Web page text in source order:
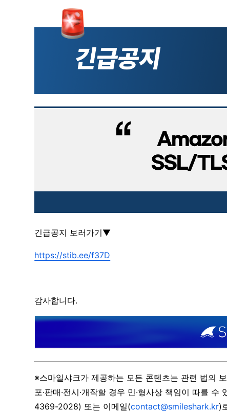
긴급공지 보러가기▼
https://stib.ee/f37D
감사합니다.
※스마일샤크가 제공하는 모든 콘텐츠는 관련 법의
포·판매·전시·개작할 경우 민·형사상 책임이 따를
4369-2028) 또는 이메일(contact@smileshark.kr)